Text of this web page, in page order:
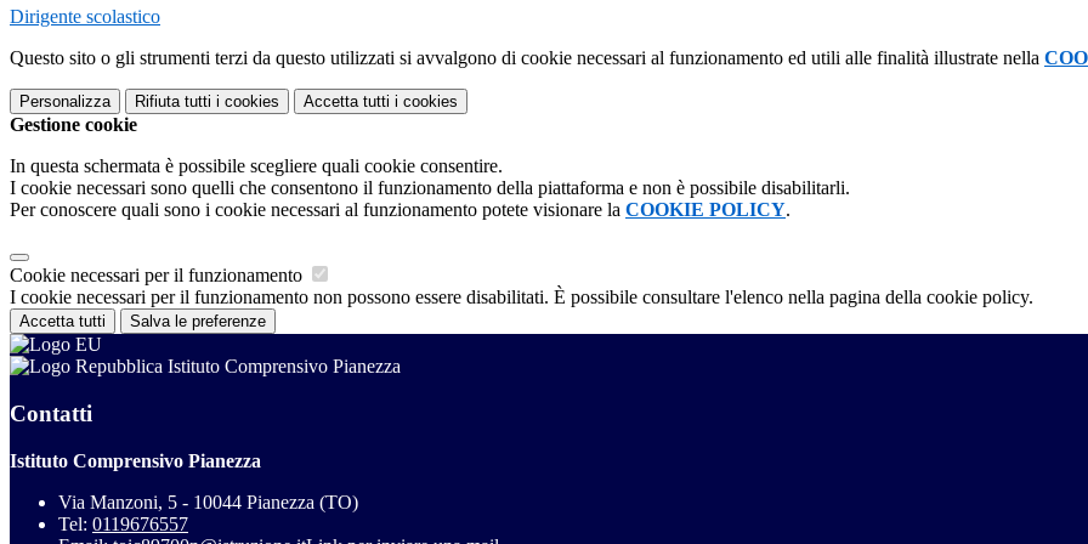
Dirigente scolastico
Questo sito o gli strumenti terzi da questo utilizzati si avvalgono di cookie necessari al funzionamento ed utili alle finalità illustrate nella
Personalizza Rifiuta tutti i cookies Accetta tutti i cookies
Gestione cookie
In questa schermata è possibile scegliere quali cookie consentire.
I cookie necessari sono quelli che consentono il funzionamento della piattaforma e non è possibile disabilitarli.
Per conoscere quali sono i cookie necessari al funzionamento potete visionare la COOKIE POLICY.
Cookie necessari per il funzionamento
I cookie necessari per il funzionamento non possono essere disabilitati. È possibile consultare l'elenco nella pagina della cookie policy.
Accetta tutti Salva le preferenze
Istituto Comprensivo Pianezza
Contatti
Istituto Comprensivo Pianezza
Via Manzoni, 5 - 10044 Pianezza (TO)
Tel: 0119676557